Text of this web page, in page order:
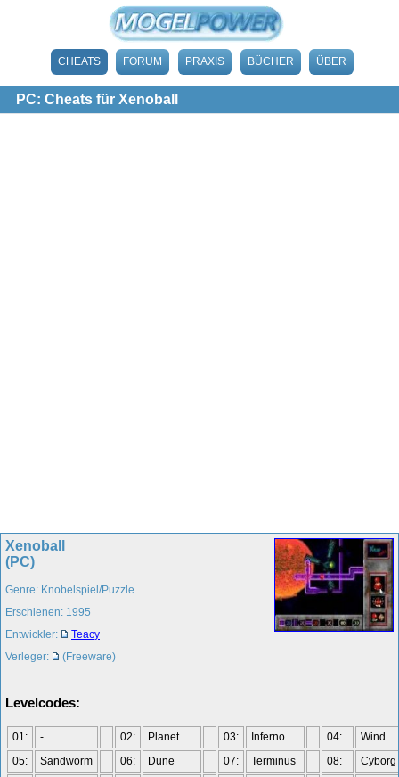
CHEATS FORUM PRAXIS BÜCHER ÜBER
PC: Cheats für Xenoball
Xenoball
(PC)
Genre: Knobelspiel/Puzzle
Erschienen: 1995
Entwickler:
Teacy
Verleger:
(Freeware)
Levelcodes:
01: - 02: Planet 03: Inferno 04:
Wind
05:
Sandworm 06: Dune 07: Terminus 08:
Cyborg